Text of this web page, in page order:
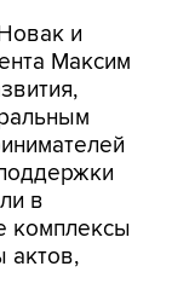
и
Максим
в
комплексы
актов,